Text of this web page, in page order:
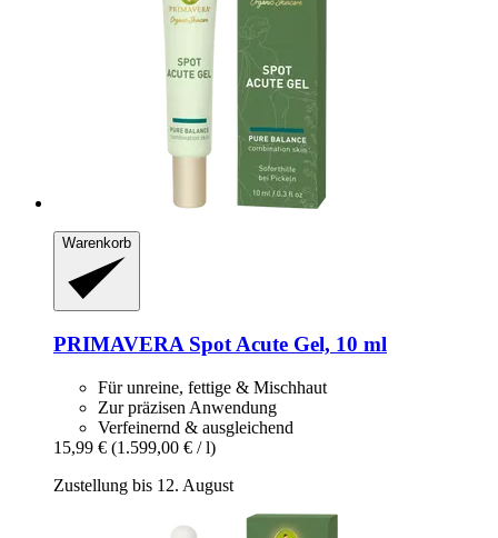
Warenkorb
PRIMAVERA Spot Acute Gel, 10 ml
Für unreine, fettige & Mischhaut
Zur präzisen Anwendung
Verfeinernd & ausgleichend
15,99 € (1.599,00 € / l)
Zustellung bis 12. August